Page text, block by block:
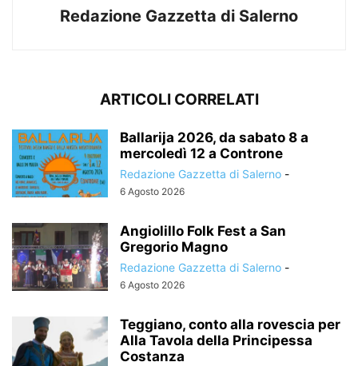
Redazione Gazzetta di Salerno
ARTICOLI CORRELATI
Ballarija 2026, da sabato 8 a
mercoledì 12 a Controne
Redazione Gazzetta di Salerno -
6 Agosto 2026
Angiolillo Folk Fest a San
Gregorio Magno
Redazione Gazzetta di Salerno -
6 Agosto 2026
Teggiano, conto alla rovescia per
Alla Tavola della Principessa
Costanza